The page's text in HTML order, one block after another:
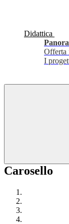
Didattica
Offerta
I
Carosello